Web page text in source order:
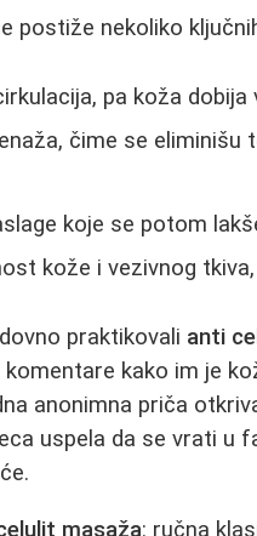
postiže nekoliko
pa koža
čime se
koje se potom
kože i vezivnog
praktikovali anti
kako im je
anonimna priča
uspela da se vrati u
masaža: ručna